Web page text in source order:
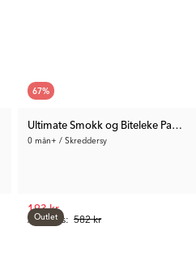
67%
Ultimate Smokk og Biteleke Pakke
0 mån+ / Skreddersy
Anb. Pris: 582 kr
193 kr
Outlet